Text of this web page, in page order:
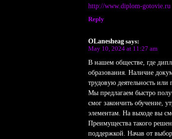
http://www.diplom-gotovie.ru
Reply
OLanesheag says:
May 10, 2024 at 11:27 am
В нашем обществе, где
образования. Наличие
трудовую деятельность или
Мы предлагаем быстро
смог закончить обучение,
элементам. На выходе вы
Преимущества такого
поддержкой. Начав от